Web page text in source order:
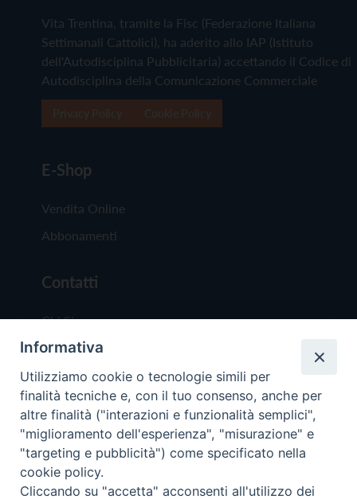
Vita Trentina, tramite la Fisc (Federazione Italiana
Settimanali Cattolici), ha aderito allo IAP (Istituto
dell'Autodisciplina Pubblicitaria) accettando il Codice di
Autodisciplina della Comunicazione Commerciale
E-Shop
Vendita Online
Abbonamenti
Contatti
Chi Siamo
Redazione
Scrivici
Copyright © 2019 - Tutti i diritti riservati - Vita
Informativa
Utilizziamo cookie o tecnologie simili per
finalità tecniche e, con il tuo consenso, anche per
altre finalità ("interazioni e funzionalità semplici",
"miglioramento dell'esperienza", "misurazione" e
"targeting e pubblicità") come specificato nella
cookie policy.
Cliccando su "accetta" acconsenti all'utilizzo dei